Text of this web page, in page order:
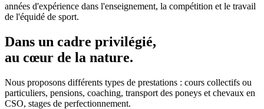
années d'expérience dans l'enseignement, la compétition et le travail
de l'équidé de sport.
Dans un cadre privilégié,
au cœur de la nature.
Nous proposons différents types de prestations : cours collectifs ou
particuliers, pensions, coaching, transport des poneys et chevaux en
CSO, stages de perfectionnement.